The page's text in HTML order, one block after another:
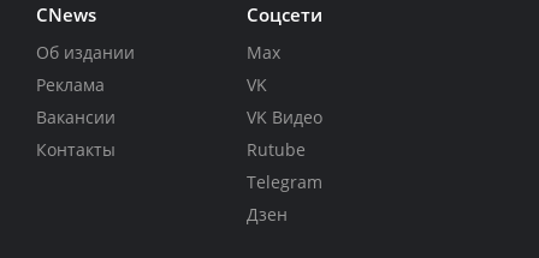
CNews
Об издании
Реклама
Вакансии
Контакты
Соцсети
Max
VK
VK Видео
Rutube
Telegram
Дзен